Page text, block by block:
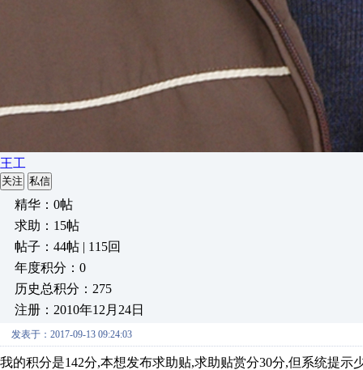
王工
关注 私信
精华：0帖
求助：15帖
帖子：44帖 | 115回
年度积分：0
历史总积分：275
注册：2010年12月24日
发表于：2017-09-13 09:24:03
我的积分是142分,本想发布求助贴,求助贴赏分30分,但系统提示